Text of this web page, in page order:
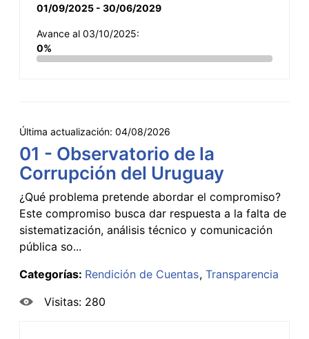
01/09/2025 - 30/06/2029
Avance al 03/10/2025:
0%
Última actualización: 04/08/2026
01 - Observatorio de la
Corrupción del Uruguay
¿Qué problema pretende abordar el compromiso?
Este compromiso busca dar respuesta a la falta de
sistematización, análisis técnico y comunicación
pública so...
Categorías: Rendición de Cuentas Transparencia
Visitas: 280